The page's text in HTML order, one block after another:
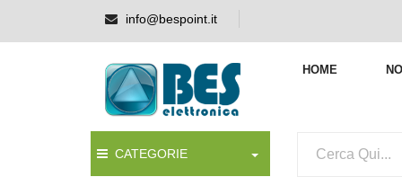
info@bespoint.it
HOME
CATEGORIE